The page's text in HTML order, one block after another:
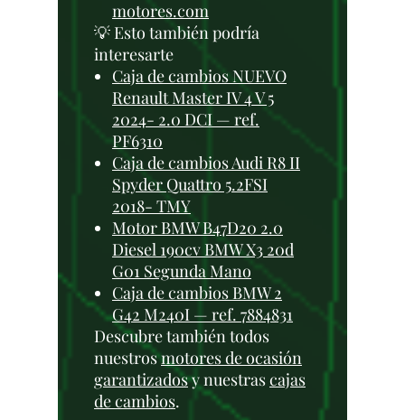
motores.com
💡 Esto también podría
interesarte
Caja de cambios NUEVO
Renault Master IV 4 V 5
2024- 2.0 DCI — ref.
PF6310
Caja de cambios Audi R8 II
Spyder Quattro 5.2FSI
2018- TMY
Motor BMW B47D20 2.0
Diesel 190cv BMW X3 20d
G01 Segunda Mano
Caja de cambios BMW 2
G42 M240I — ref. 7884831
Descubre también todos
nuestrosmotores de ocasión
garantizadosy nuestrascajas
de cambios.